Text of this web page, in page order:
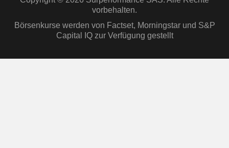
vorbehalten.
Börsenkurse werden von Factset, Morningstar und S&P
Capital IQ zur Verfügung gestellt